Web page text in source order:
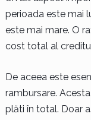
perioada este mai
este mai mare. O
cost total al
De aceea este
rambursare.
plăti în total. Doar